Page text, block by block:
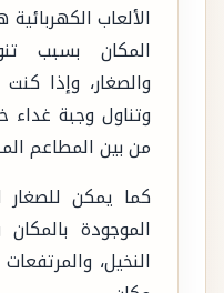
الألعاب
المكان بسبب
والصغار، وإذا
وتناول وجبة غداء
من بين المطاعم
كما يمكن للصغار
الموجودة
النخيل،